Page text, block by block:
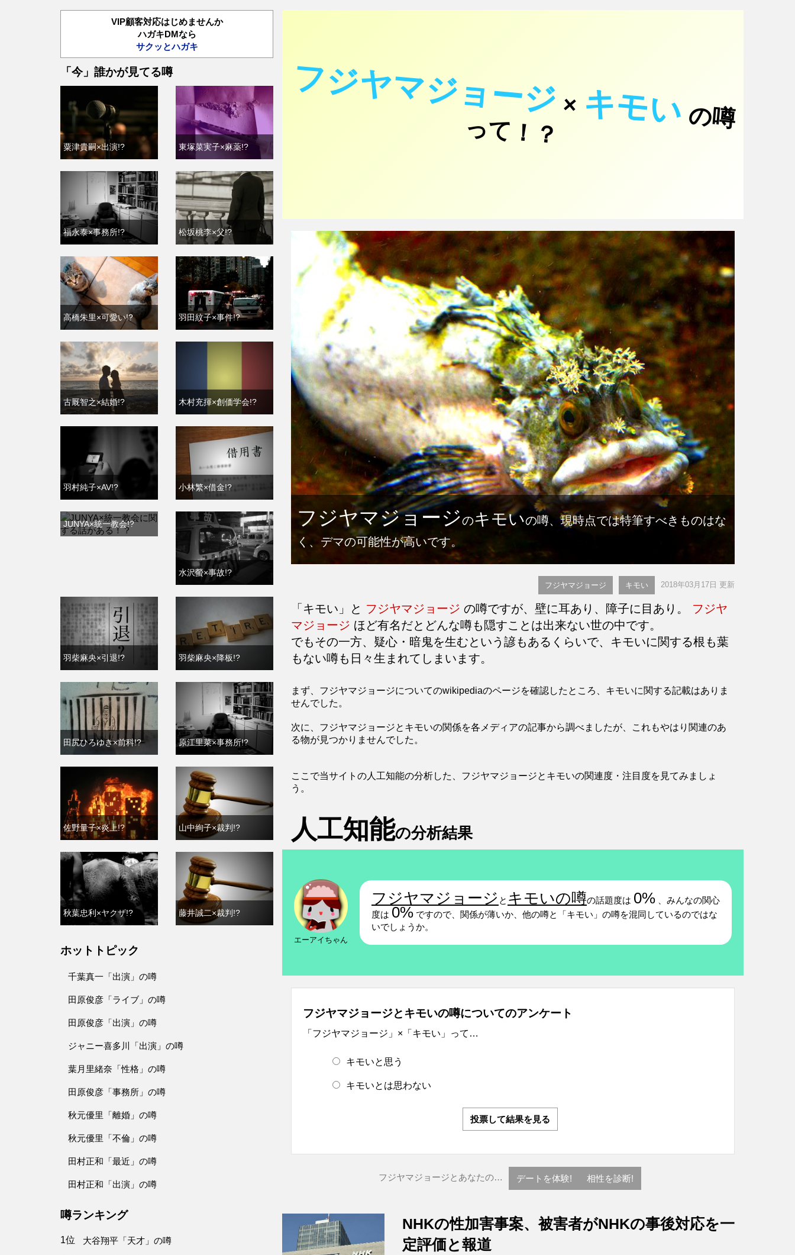
フジヤマジョージ × キモい の
噂
っ て
！
？
フジヤマジョージのキモいの噂、現時点では特筆すべきものはな
く、デマの可能性が高いです。
フジヤマジョージ キモい 2018年03月17日 更新
「キモい」と フジヤマジョージ の噂ですが、壁に耳あり、障子に目あり。 フジヤ
マジョージ ほど有名だとどんな噂も隠すことは出来ない世の中です。
でもその一方、疑心・暗鬼を生むという諺もあるくらいで、キモいに関する根も葉
もない噂も日々生まれてしまいます。
まず、フジヤマジョージについてのwikipediaのページを確認したところ、キモいに関する記載はありま
せんでした。
次に、フジヤマジョージとキモいの関係を各メディアの記事から調べましたが、これもやはり関連のあ
る物が見つかりませんでした。
ここで当サイトの人工知能の分析した、フジヤマジョージとキモいの関連度・注目度を見てみましょ
う。
人工知能の分析結果
エーアイちゃん
フジヤマジョージ と キモいの噂の話題度は 0% 、みんなの関心
度は 0% ですので、関係が薄いか、他の噂と「キモい」の噂を混同しているのではな
いでしょうか。
フジヤマジョージとキモいの噂についてのアンケート
「フジヤマジョージ」×「キモい」って…
キモいと思う
キモいとは思わない
投票して結果を見る
フジヤマジョージとあなたの… デートを体験! 相性を診断!
NHKの性加害事案、被害者がNHKの事後対応を一
定評価と報道
VIP顧客対応はじめませんか
ハガキDMなら
サクッとハガキ
「今」誰かが見てる噂
粟津貴嗣×出演!? 東塚菜実子×麻薬!?
福永泰×事務所!? 松坂桃李×父!?
高橋朱里×可愛い!? 羽田紋子×事件!?
古厩智之×結婚!? 木村充揮×創価学会!?
羽村純子×AV!? 小林繁×借金!?
JUNYA×統一教会!?
水沢螢×事故!?
羽柴麻央×引退!? 羽柴麻央×降板!?
田尻ひろゆき×前科!? 原江里菜×事務所!?
佐野量子×炎上!? 山中絢子×裁判!?
秋葉忠利×ヤクザ!? 藤井誠二×裁判!?
ホットトピック
千葉真一「出演」の噂
田原俊彦「ライブ」の噂
田原俊彦「出演」の噂
ジャニー喜多川「出演」の噂
葉月里緒奈「性格」の噂
田原俊彦「事務所」の噂
秋元優里「離婚」の噂
秋元優里「不倫」の噂
田村正和「最近」の噂
田村正和「出演」の噂
噂ランキング
1位 大谷翔平「天才」の噂